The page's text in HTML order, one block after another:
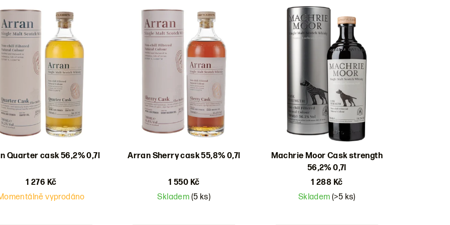
Quarter cask 56,2% 0,7l
1 276 Kč
vyprodáno
Arran Sherry cask 55,8% 0,7l
1 550 Kč
Skladem (5 ks)
Machrie Moor Cask strength
56,2% 0,7l
1 288 Kč
Skladem (>5 ks)